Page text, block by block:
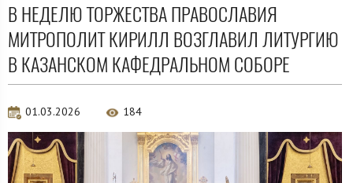
В НЕДЕЛЮ ТОРЖЕСТВА ПРАВОСЛАВИЯ
МИТРОПОЛИТ КИРИЛЛ ВОЗГЛАВИЛ ЛИТУРГИЮ
В КАЗАНСКОМ КАФЕДРАЛЬНОМ СОБОРЕ
01.03.2026 184